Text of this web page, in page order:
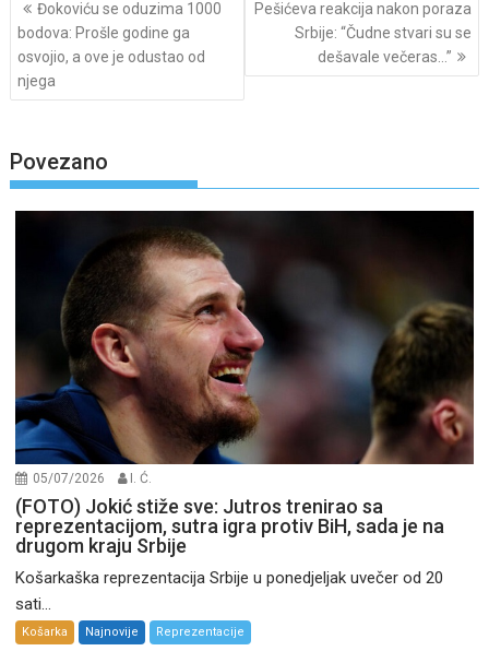
navigation
Đokoviću se oduzima 1000
bodova: Prošle godine ga
osvojio, a ove je odustao od
njega
Pešićeva reakcija nakon poraza
Srbije: “Čudne stvari su se
dešavale večeras…”
Povezano
05/07/2026 I. Ć.
(FOTO) Jokić stiže sve: Jutros trenirao sa
reprezentacijom, sutra igra protiv BiH, sada je na
drugom kraju Srbije
Košarkaška reprezentacija Srbije u ponedjeljak uvečer od 20
sati...
Košarka Najnovije Reprezentacije